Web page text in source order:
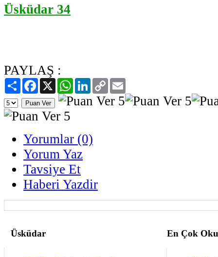
Üsküdar 34
PAYLAŞ :
PaylaşFacebook
X WhatsAppLinkedIn
Copy
Link
Yorumlar (0)
Yorum Yaz
Tavsiye Et
Haberi Yazdir
Üsküdar En Çok